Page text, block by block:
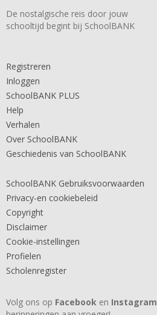
De nostalgische reis door jouw
schooltijd begint bij SchoolBANK
Registreren
Inloggen
SchoolBANK PLUS
Help
Verhalen
Over SchoolBANK
Geschiedenis van SchoolBANK
SchoolBANK Gebruiksvoorwaarden
Privacy-en cookiebeleid
Copyright
Disclaimer
Cookie-instellingen
Profielen
Scholenregister
Volg ons op Facebook en Instagram